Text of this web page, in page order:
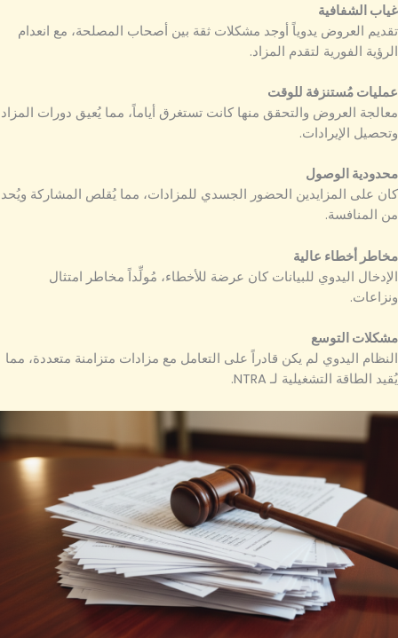
غياب الشفافية
تقديم العروض يدوياً أوجد مشكلات ثقة بين أصحاب المصلحة، مع انعدام
الرؤية الفورية لتقدم المزاد.
عمليات مُستنزفة للوقت
معالجة العروض والتحقق منها كانت تستغرق أياماً، مما يُعيق دورات المزاد
وتحصيل الإيرادات.
محدودية الوصول
كان على المزايدين الحضور الجسدي للمزادات، مما يُقلص المشاركة ويُحد
من المنافسة.
مخاطر أخطاء عالية
الإدخال اليدوي للبيانات كان عرضة للأخطاء، مُولِّداً مخاطر امتثال
ونزاعات.
مشكلات التوسع
النظام اليدوي لم يكن قادراً على التعامل مع مزادات متزامنة متعددة، مما
يُقيد الطاقة التشغيلية لـ NTRA.